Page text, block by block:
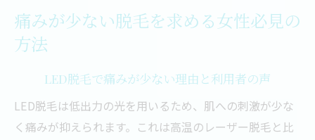
痛みが少ない脱毛を求める女性必見の
方法
LED脱毛で痛みが少ない理由と利用者の声
LED脱毛は低出力の光を用いるため、肌への刺激が少な
く痛みが抑えられます。これは高温のレーザー脱毛と比